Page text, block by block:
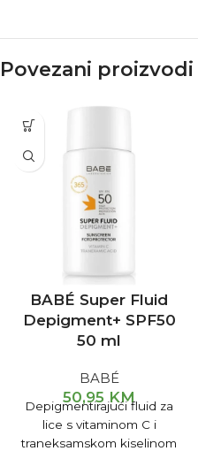
Povezani proizvodi
BABÉ Super Fluid
Depigment+ SPF50
50 ml
BABÉ
50,95KM
Depigmentirajući fluid za
lice s vitaminom C i
traneksamskom kiselinom